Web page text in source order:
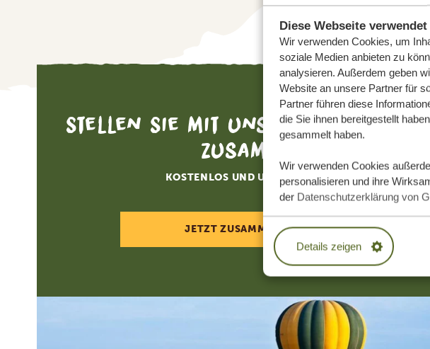
Diese Webseite
Wir verwenden Cookies, um
soziale Medien anbieten zu
analysieren. Außerdem geben
Website an unsere Partner für
Partner führen diese
die Sie ihnen bereitgestellt
gesammelt haben.
Wir verwenden Cookies
personalisieren und ihre
der Datenschutzerklärung von
Details zeigen
Stellen Sie mit uns Ihre
zusammen
KOSTENLOS UND UNVERBINDLICH
JETZT ZUSAMMENSTELLEN